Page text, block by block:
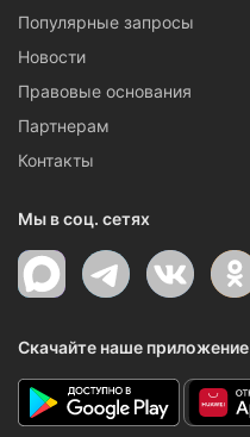
Популярные запросы
Новости
Правовые основания
Партнерам
Контакты
Мы в соц. сетях
Скачайте наше приложение